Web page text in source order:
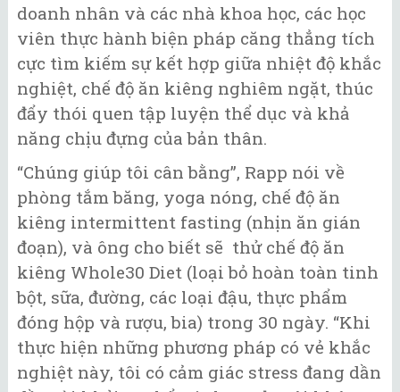
doanh nhân và các nhà khoa học, các học
viên thực hành biện pháp căng thẳng tích
cực tìm kiếm sự kết hợp giữa nhiệt độ khắc
nghiệt, chế độ ăn kiêng nghiêm ngặt, thúc
đẩy thói quen tập luyện thể dục và khả
năng chịu đựng của bản thân.
“Chúng giúp tôi cân bằng”, Rapp nói về
phòng tắm băng, yoga nóng, chế độ ăn
kiêng intermittent fasting (nhịn ăn gián
đoạn), và ông cho biết sẽ thử chế độ ăn
kiêng Whole30 Diet (loại bỏ hoàn toàn tinh
bột, sữa, đường, các loại đậu, thực phẩm
đóng hộp và rượu, bia) trong 30 ngày. “Khi
thực hiện những phương pháp có vẻ khắc
nghiệt này, tôi có cảm giác stress đang dần